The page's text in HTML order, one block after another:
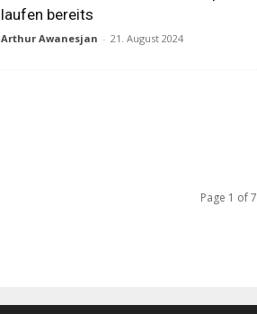
laufen bereits
Arthur Awanesjan - 21. August 2024
Page 1 of 7